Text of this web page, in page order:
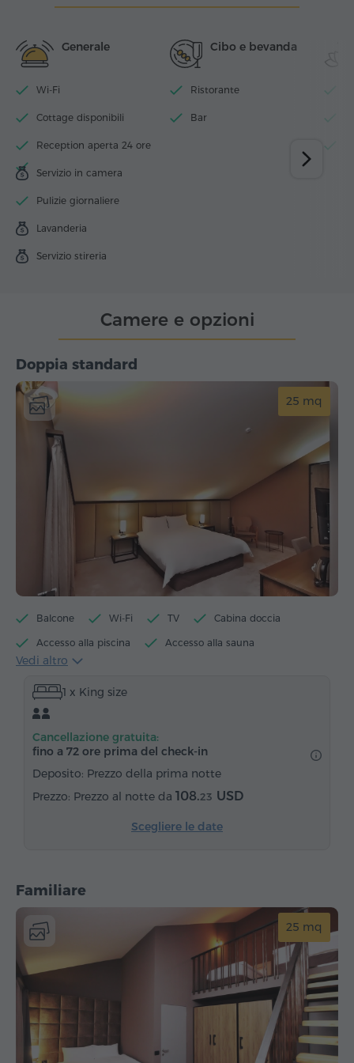
Generale
Wi-Fi
Cottage disponibili
Reception aperta 24 ore
Servizio in camera
Pulizie giornaliere
Lavanderia
Servizio stireria
Cibo e bevanda
Ristorante
Bar
Doppia standard
25 mq
Balcone Wi-Fi TV Cabina doccia
Accesso alla piscina Accesso alla sauna
Accesso al biliardo
Articoli da toeletta
Pantofole
Armadio/Guardaroba
Moquette Frigorifero
Vedi altro
1 x King size
Cancellazione gratuita:
fino a 72 ore prima del check‑in
Deposito: Prezzo della prima notte
Prezzo al notte da 108.23 USD
Scegliere le date
Familiare
25 mq
Camere e opzioni